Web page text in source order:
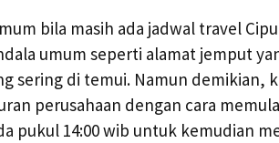
bila masih ada jadwal travel
umum seperti alamat jemput
sering di temui. Namun demikian,
perusahaan dengan cara
pukul 14:00 wib untuk kemudian